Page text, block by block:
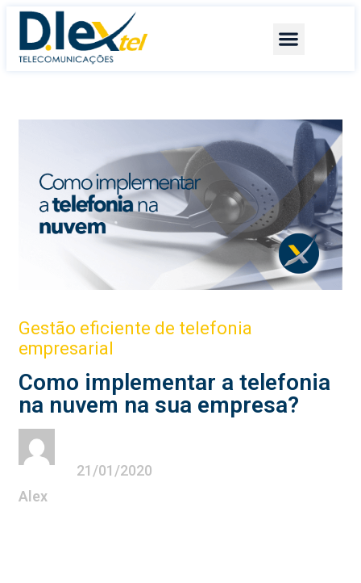
Gestão eficiente de telefonia
empresarial
Como implementar a telefonia
na nuvem na sua empresa?
Alex
21/01/2020